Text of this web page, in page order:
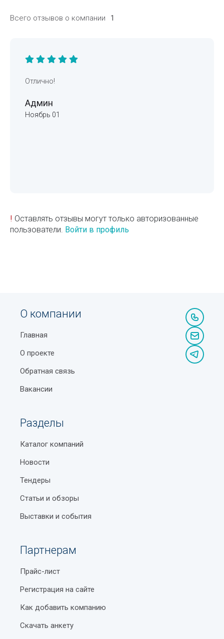
Всего отзывов о компании 1
Отлично!
Админ
Ноябрь 01
! Оставлять отзывы могут только авторизованные
пользователи. Войти в профиль
О компании
Главная
О проекте
Обратная связь
Вакансии
Разделы
Каталог компаний
Новости
Тендеры
Статьи и обзоры
Выставки и события
Партнерам
Прайс-лист
Регистрация на сайте
Как добавить компанию
Скачать анкету